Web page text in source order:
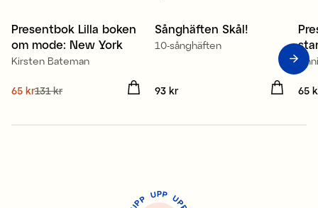
Presentbok Lilla boken
om mode: New York
Kirsten Bateman
Nuvarande pris
65 kr131 kr
Sånghäften Skål!
10-sånghäften
Pris:
93 kr Pris
65
P
P UPP UP